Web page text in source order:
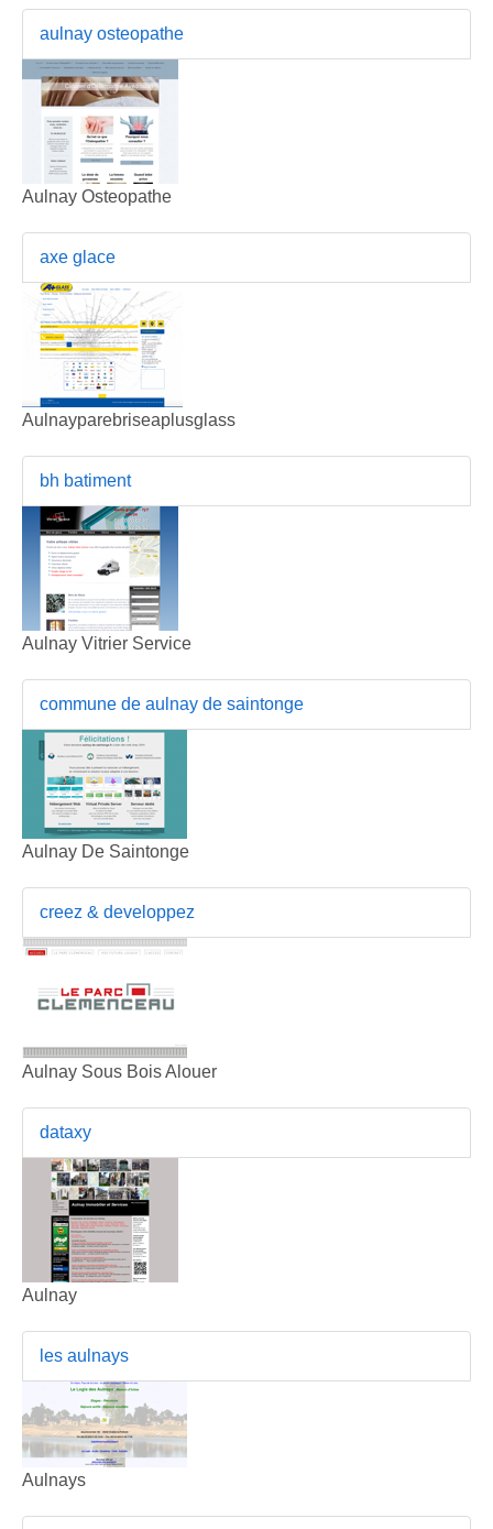
aulnay osteopathe
Aulnay Osteopathe
axe glace
Aulnayparebriseaplusglass
bh batiment
Aulnay Vitrier Service
commune de aulnay de saintonge
Aulnay De Saintonge
creez & developpez
Aulnay Sous Bois Alouer
dataxy
Aulnay
les aulnays
Aulnays